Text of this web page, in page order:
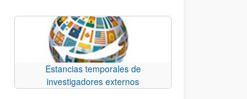
Estancias temporales de
investigadores externos